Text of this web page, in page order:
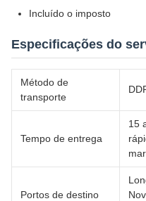
Incluído o imposto
Especificações do
Método de
transporte
Tempo de entrega
15
Portos de destino